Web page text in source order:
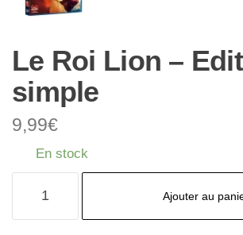
Le Roi Lion –
simple
9,99€
En stock
Ajouter au